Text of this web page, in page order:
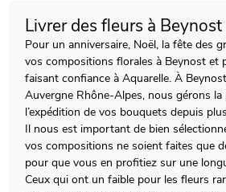
Livrer des fleurs à Beynost
Pour un anniversaire, Noël, la fête des
vos compositions florales à Beynost et
faisant confiance à Aquarelle. À
Auvergne Rhône-Alpes, nous gérons
l’expédition de vos bouquets depuis
Il nous est important de bien
vos compositions ne soient faites que
pour que vous en profitiez sur une
Ceux qui ont un faible pour les fleurs